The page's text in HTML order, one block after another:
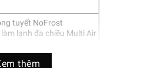
tuyết NoFrost
lạnh đa chiều Multi Air
mềm HyperFresh Plus
thêm